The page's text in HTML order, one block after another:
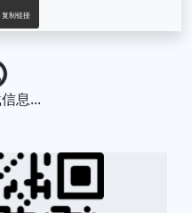
复制链接
息...